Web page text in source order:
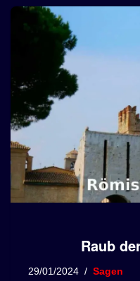
Raub
29/01/2024 Sagen